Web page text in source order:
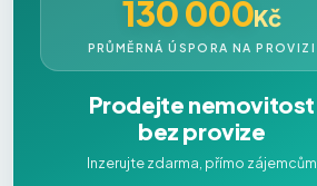
130 000Kč
PRŮMĚRNÁ ÚSPORA NA PROVIZI
Prodejte nemovitost
bez provize
Inzerujte zdarma, přímo zájemcům